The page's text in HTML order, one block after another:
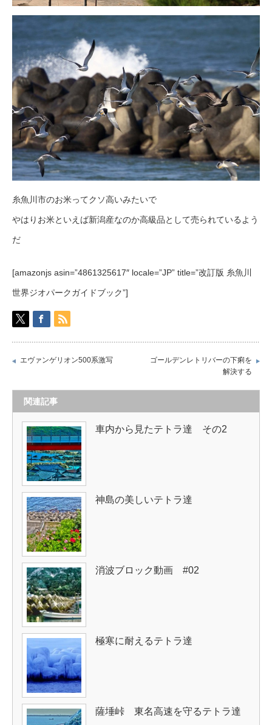
糸魚川市のお米ってクソ高いみたいで
やはりお米といえば新潟産なのか高級品として売られているよう
だ
[amazonjs asin=”4861325617″ locale=”JP” title=”改訂版 糸魚川
世界ジオパークガイドブック”]
エヴァンゲリオン500系激写
ゴールデンレトリバーの下痢を
解決する
関連記事
車内から見たテトラ達 その2
神島の美しいテトラ達
消波ブロック動画 #02
極寒に耐えるテトラ達
薩埵峠 東名高速を守るテトラ達